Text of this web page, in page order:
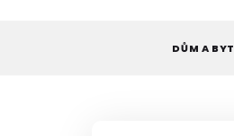
DŮM A BYT